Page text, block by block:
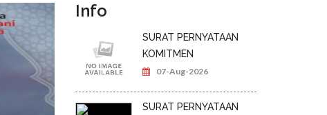
Info
SURAT PERNYATAAN
KOMITMEN
07-Aug-2026
SURAT PERNYATAAN